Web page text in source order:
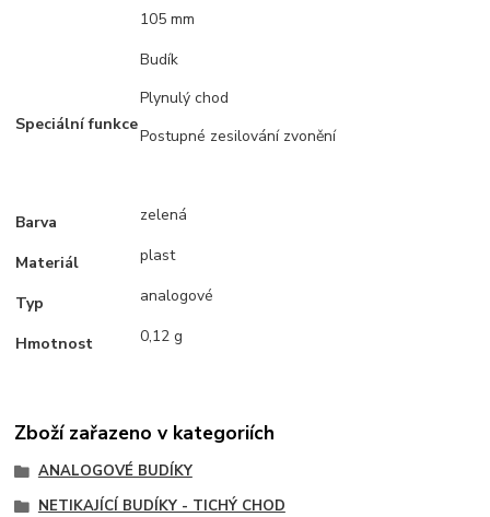
105 mm
Speciální funkce
Budík
Plynulý chod
Postupné zesilování zvonění
Barva zelená
Materiál plast
Typ analogové
Hmotnost 0,12 g
Zboží zařazeno v kategoriích
ANALOGOVÉ BUDÍKY
NETIKAJÍCÍ BUDÍKY - TICHÝ CHOD